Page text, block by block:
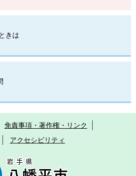
きは
免責事項・著作権・リンク
アクセシビリティ